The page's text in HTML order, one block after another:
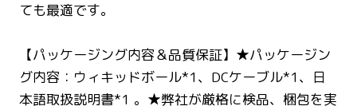
ても最適です。
【パッケージング内容＆品質保証】★パッケージン
グ内容：ウィキッドボール*1、DCケーブル*1、日
本語取扱説明書*1 。★弊社が厳格に検品、梱包を実